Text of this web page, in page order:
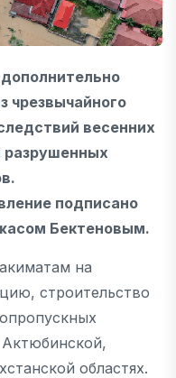
чрезвычайного
весенних
разрушенных
подписано
Бектеновым.
на
строительство
областях.